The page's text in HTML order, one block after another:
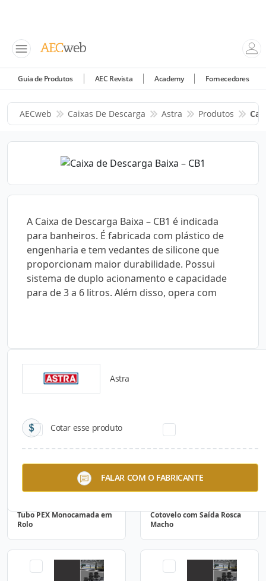
Guia de Produtos AEC Revista Academy Fornecedores
AECweb Caixas De Descarga Astra Produtos
A Caixa de Descarga Baixa – CB1 é indicada
para banheiros. É fabricada com plástico de
engenharia e tem vedantes de silicone que
proporcionam maior durabilidade. Possui
sistema de duplo acionamento e capacidade
para de 3 a 6 litros. Além disso, opera com
Astra
Cotar esse produto
FALAR COM O FABRICANTE
Catálogos para Download
Tubo PEX Monocamada em
Rolo
Cotovelo com Saída Rosca
Macho